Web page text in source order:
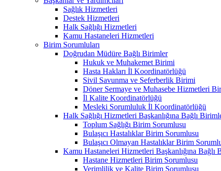
Sağlık Hizmetleri
Destek Hizmetleri
Halk Sağlığı Hizmetleri
Kamu Hastaneleri Hizmetleri
Birim Sorumluları
Doğrudan Müdüre Bağlı Birimler
Hukuk ve Muhakemet Birimi
Hasta Hakları İl Koordinatörlüğü
Sivil Savunma ve Seferberlik Birimi
Döner Sermaye ve Muhasebe Hizmetleri
İl Kalite Koordinatörlüğü
Mesleki Sorumluluk İl Koordinatörlüğü
Halk Sağlığı Hizmetleri Başkanlığına Bağlı
Toplum Sağlığı Birim Sorumlusu
Bulaşıcı Hastalıklar Birim Sorumlusu
Bulaşıcı Olmayan Hastalıklar Birim
Kamu Hastaneleri Hizmetleri Başkanlığına Bağlı
Hastane Hizmetleri Birim Sorumlusu
Verimlilik ve Kalite Birim Sorumlusu